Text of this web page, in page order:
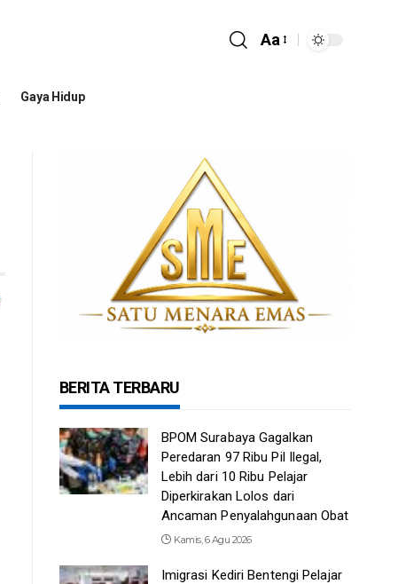
Aa
Gaya Hidup
BERITA TERBARU
BPOM Surabaya Gagalkan
Peredaran 97 Ribu Pil Ilegal,
Lebih dari 10 Ribu Pelajar
Diperkirakan Lolos dari
Ancaman Penyalahgunaan Obat
Kamis, 6 Agu 2026
Imigrasi Kediri Bentengi Pelajar